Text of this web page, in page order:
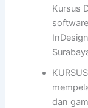
Kursus
dan